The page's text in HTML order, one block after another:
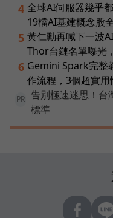
4 全球AI伺服器幾乎
19檔AI基建概念股
5 黃仁勳再喊下一波
Thor台鏈名單曝光
6 Gemini Spark完整
作流程，3個超實用
PR
告別極速迷思！台
標準